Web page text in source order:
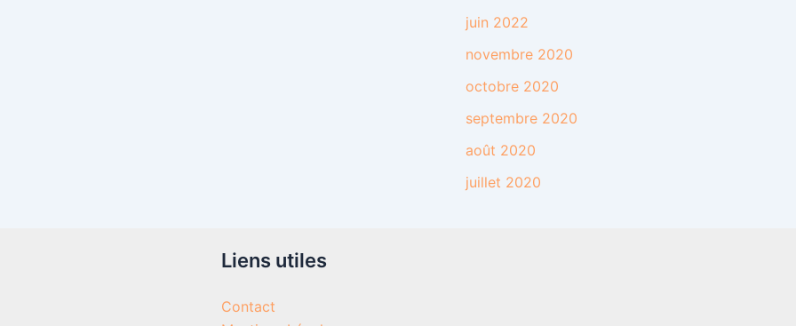
juin 2022
novembre 2020
octobre 2020
septembre 2020
août 2020
juillet 2020
Liens utiles
Contact